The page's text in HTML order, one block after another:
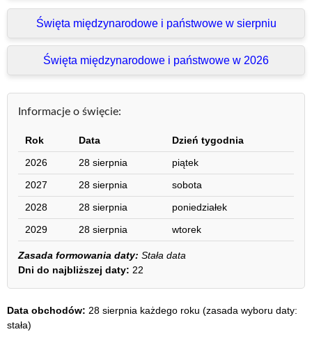
Święta międzynarodowe i państwowe w sierpniu
Święta międzynarodowe i państwowe w 2026
Informacje o święcie:
Rok Data
Dzień tygodnia
2026
28 sierpnia
piątek
2027
28 sierpnia
sobota
2028
28 sierpnia
poniedziałek
2029
28 sierpnia wtorek
Zasada formowania daty: Stała data
Dni do najbliższej daty: 22
Data obchodów: 28 sierpnia każdego roku (zasada wyboru daty:
stała)